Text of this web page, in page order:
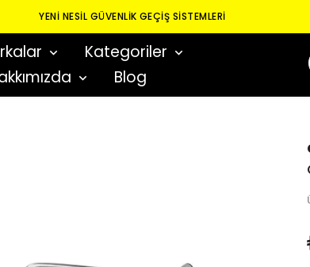
YENI NESIL GÜVENLIK GEÇIŞ SISTEMLERI
Kategoriler
Blog